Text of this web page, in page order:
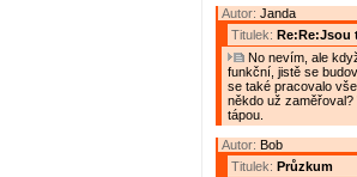
Autor: Janda
Titulek: Re:Re:Jsou
No nevím, ale
funkční, jistě se
se také pracovalo
někdo už
tápou.
Autor: Bob
Titulek: Průzkum